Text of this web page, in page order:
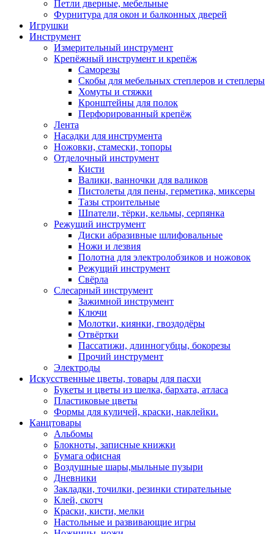
Петли дверные, мебельные
Фурнитура для окон и балконных дверей
Игрушки
Инструмент
Измерительный инструмент
Крепёжный инструмент и крепёж
Саморезы
Скобы для мебельных степлеров и степлеры
Хомуты и стяжки
Кронштейны для полок
Перфорированный крепёж
Лента
Насадки для инструмента
Ножовки, стамески, топоры
Отделочный инструмент
Кисти
Валики, ванночки для валиков
Пистолеты для пены, герметика, миксеры
Тазы строительные
Шпатели, тёрки, кельмы, серпянка
Режущий инструмент
Диски абразивные шлифовальные
Ножи и лезвия
Полотна для электролобзиков и ножовок
Режущий инструмент
Свёрла
Слесарный инструмент
Зажимной инструмент
Ключи
Молотки, киянки, гвоздодёры
Отвёртки
Пассатижи, длинногубцы, бокорезы
Прочий инструмент
Электроды
Искусственные цветы, товары для пасхи
Букеты и цветы из шелка, бархата, атласа
Пластиковые цветы
Формы для куличей, краски, наклейки.
Канцтовары
Альбомы
Блокноты, записные книжки
Бумага офисная
Воздушные шары,мыльные пузыри
Дневники
Закладки, точилки, резинки стирательные
Клей, скотч
Краски, кисти, мелки
Настольные и развивающие игры